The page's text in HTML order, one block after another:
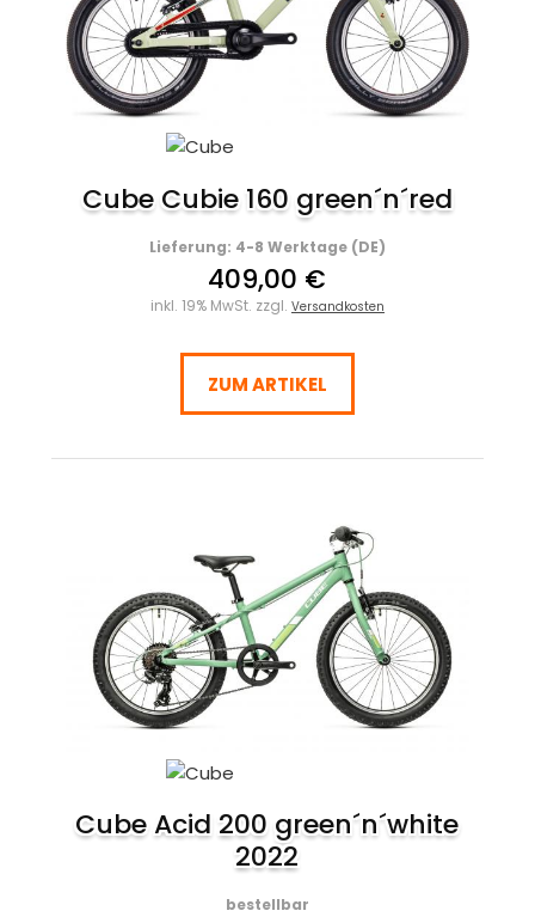
Cube Cubie 160 green´n´red
Lieferung: 4-8 Werktage (DE)
409,00 €
inkl. 19% MwSt. zzgl. Versandkosten
ZUM ARTIKEL
Cube Acid 200 green´n´white
2022
bestellbar